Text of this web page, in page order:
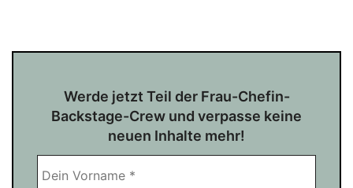
Werde jetzt Teil der Frau-Chefin-
Backstage-Crew und verpasse keine
neuen Inhalte mehr!